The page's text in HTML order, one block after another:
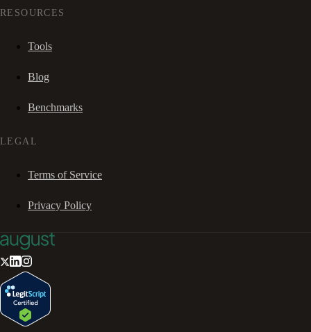
RESOURCES
Tools
Blog
Benchmarks
LEGAL
Terms of Service
Privacy Policy